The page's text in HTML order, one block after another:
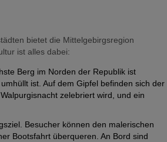
bietet die Mittelgebirgsregion
ist alles dabei:
Berg im Norden der Republik ist
ist. Auf dem Gipfel befinden sich der
zelebriert wird, und ein
Besucher können den malerischen
Bootsfahrt überqueren. An Bord sind